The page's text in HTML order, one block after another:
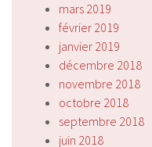
mars 2019
février 2019
janvier 2019
décembre 2018
novembre 2018
octobre 2018
septembre 2018
juin 2018